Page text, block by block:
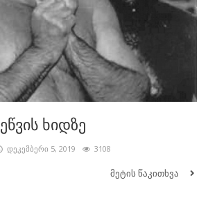
ხიდზე
დეკემბერი 5, 2019 3108
მეტის წაკითხვა